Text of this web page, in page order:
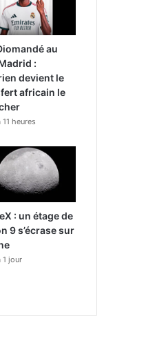
au
:
devient le
africain le
11 heures
: un étage de
9 s’écrase sur
1 jour